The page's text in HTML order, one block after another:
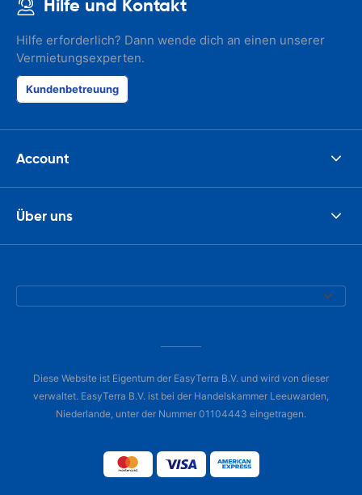
Hilfe und Kontakt
Hilfe erforderlich? Dann wende dich an einen unserer
Vermietungsexperten.
Kundenbetreuung
Account
Über uns
Diese Website ist Eigentum der EasyTerra B.V. und wird von dieser
verwaltet. EasyTerra B.V. ist bei der Handelskammer Leeuwarden,
Niederlande, unter der Nummer 01104443 eingetragen.